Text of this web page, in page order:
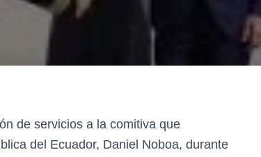
de servicios a la comitiva que
del Ecuador, Daniel Noboa, durante